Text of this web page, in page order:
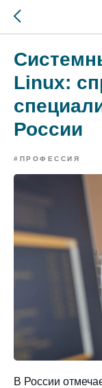
Linux:
России
#ПРОФЕССИЯ
В России